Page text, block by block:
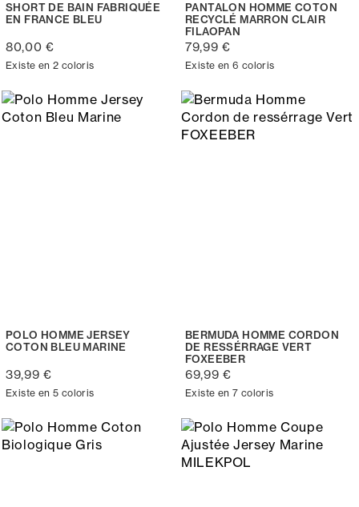
SHORT DE BAIN FABRIQUÉE
EN FRANCE BLEU
80,00 €
Existe en 2 coloris
PANTALON HOMME COTON
RECYCLÉ MARRON CLAIR
FILAOPAN
79,99 €
Existe en 6 coloris
POLO HOMME JERSEY
COTON BLEU MARINE
39,99 €
Existe en 5 coloris
BERMUDA HOMME CORDON
DE RESSÉRRAGE VERT
FOXEEBER
69,99 €
Existe en 7 coloris